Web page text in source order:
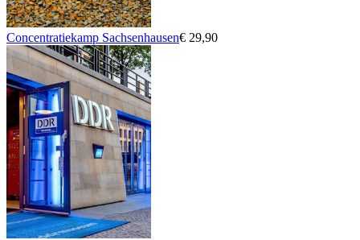
Concentratiekamp Sachsenhausen€ 29,90